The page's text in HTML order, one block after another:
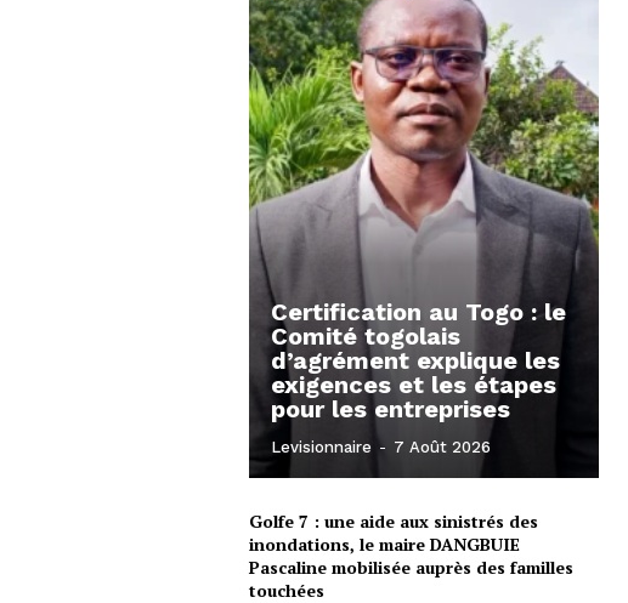
Certification au Togo : le
Comité togolais
d’agrément explique les
exigences et les étapes
pour les entreprises
Levisionnaire - 7 Août 2026
Golfe 7 : une aide aux sinistrés des
inondations, le maire DANGBUIE
Pascaline mobilisée auprès des familles
touchées